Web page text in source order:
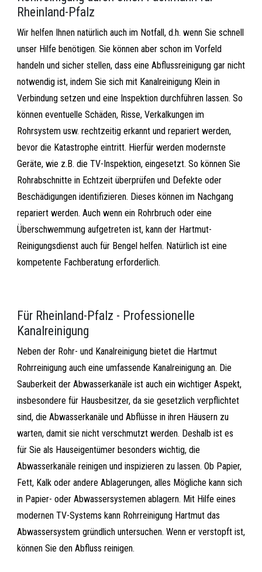
Rheinland-Pfalz
Wir helfen Ihnen natürlich auch im Notfall, d.h. wenn Sie schnell
unser Hilfe benötigen. Sie können aber schon im Vorfeld
handeln und sicher stellen, dass eine Abflussreinigung gar nicht
notwendig ist, indem Sie sich mit Kanalreinigung Klein in
Verbindung setzen und eine Inspektion durchführen lassen. So
können eventuelle Schäden, Risse, Verkalkungen im
Rohrsystem usw. rechtzeitig erkannt und repariert werden,
bevor die Katastrophe eintritt. Hierfür werden modernste
Geräte, wie z.B. die TV-Inspektion, eingesetzt. So können Sie
Rohrabschnitte in Echtzeit überprüfen und Defekte oder
Beschädigungen identifizieren. Dieses können im Nachgang
repariert werden. Auch wenn ein Rohrbruch oder eine
Überschwemmung aufgetreten ist, kann der Hartmut-
Reinigungsdienst auch für Bengel helfen. Natürlich ist eine
kompetente Fachberatung erforderlich.
Für Rheinland-Pfalz - Professionelle
Kanalreinigung
Neben der Rohr- und Kanalreinigung bietet die Hartmut
Rohrreinigung auch eine umfassende Kanalreinigung an. Die
Sauberkeit der Abwasserkanäle ist auch ein wichtiger Aspekt,
insbesondere für Hausbesitzer, da sie gesetzlich verpflichtet
sind, die Abwasserkanäle und Abflüsse in ihren Häusern zu
warten, damit sie nicht verschmutzt werden. Deshalb ist es
für Sie als Hauseigentümer besonders wichtig, die
Abwasserkanäle reinigen und inspizieren zu lassen. Ob Papier,
Fett, Kalk oder andere Ablagerungen, alles Mögliche kann sich
in Papier- oder Abwassersystemen ablagern. Mit Hilfe eines
modernen TV-Systems kann Rohrreinigung Hartmut das
Abwassersystem gründlich untersuchen. Wenn er verstopft ist,
können Sie den Abfluss reinigen.